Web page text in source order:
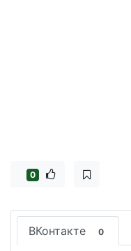
0
ВКонтакте 0